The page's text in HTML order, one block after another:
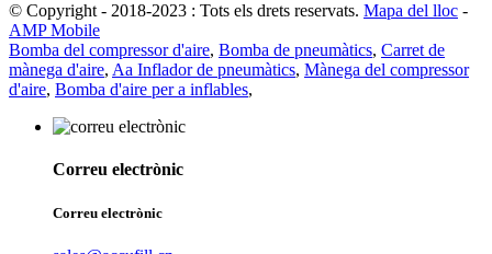
© Copyright - 2018-2023 : Tots els drets reservats. Mapa del lloc -
AMP Mobile
Bomba del compressor d'aire, Bomba de pneumàtics, Carret de
mànega d'aire, Aa Inflador de pneumàtics, Mànega del compressor
d'aire, Bomba d'aire per a inflables,
Correu electrònic
Correu electrònic